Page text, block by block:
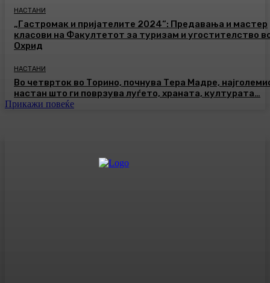
НАСТАНИ
„Гастромак и пријателите 2024“: Предавања и мастер
класови на Факултетот за туризам и угостителство
Охрид
НАСТАНИ
Во четврток во Торино, почнува Тера Мадре,
настан што ги поврзува луѓето, храната, културата…
Прикажи повеќе